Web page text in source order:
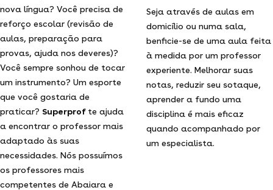
nova língua? Você precisa de
reforço escolar (revisão de
aulas, preparação para
provas, ajuda nos deveres)?
Você sempre sonhou de tocar
um instrumento? Um esporte
que você gostaria de
praticar? Superprof te ajuda
a encontrar o professor mais
adaptado às suas
necessidades. Nós possuímos
os professores mais
competentes de Abaiara e
Seja através de aulas em
domicílio ou numa sala,
benficie-se de uma aula feita
à medida por um professor
experiente. Melhorar suas
notas, reduzir seu sotaque,
aprender a fundo uma
disciplina é mais eficaz
quando acompanhado por
um especialista.